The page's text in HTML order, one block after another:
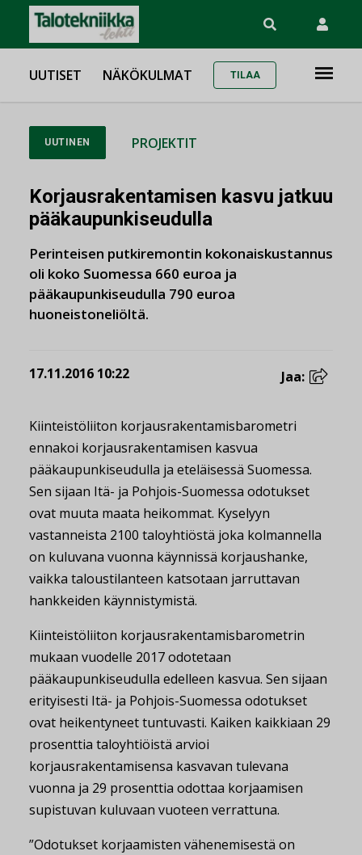
UUTISET NÄKÖKULMAT TILAA
UUTINEN PROJEKTIT
Korjausrakentamisen kasvu jatkuu
pääkaupunkiseudulla
Perinteisen putkiremontin kokonaiskustannus
oli koko Suomessa 660 euroa ja
pääkaupunkiseudulla 790 euroa
huoneistoneliöltä.
17.11.2016 10:22 Jaa:
Kiinteistöliiton korjausrakentamisbarometri
ennakoi korjausrakentamisen kasvua
pääkaupunkiseudulla ja eteläisessä Suomessa.
Sen sijaan Itä- ja Pohjois-Suomessa odotukset
ovat muuta maata heikommat. Kyselyyn
vastanneista 2100 taloyhtiöstä joka kolmannella
on kuluvana vuonna käynnissä korjaushanke,
vaikka taloustilanteen katsotaan jarruttavan
hankkeiden käynnistymistä.
Kiinteistöliiton korjausrakentamisbarometrin
mukaan vuodelle 2017 odotetaan
pääkaupunkiseudulla edelleen kasvua. Sen sijaan
erityisesti Itä- ja Pohjois-Suomessa odotukset
ovat heikentyneet tuntuvasti. Kaiken kaikkiaan 29
prosenttia taloyhtiöistä arvioi
korjausrakentamisensa kasvavan tulevana
vuonna ja 29 prosenttia odottaa korjaamisen
supistuvan kuluvaan vuoteen verrattuna.
”Odotukset korjaamisten vähenemisestä on